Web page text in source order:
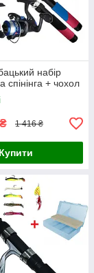
набір
спінінга + чохол
₴ 1 416 ₴
Купити